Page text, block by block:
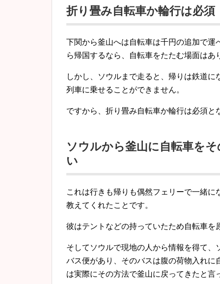
折り畳み自転車か輪行は必須
下関から釜山へは自転車は千円の追加で
ら帰国するなら、自転車をたたむ場面はあ
しかし、ソウルまで走ると、帰りは鉄道
列車に乗せることができません。
ですから、折り畳み自転車か輪行は必須と
ソウルから釜山に自転車を
い
これは行きも帰りも偶然フェリーで一緒
教えてくれたことです。
彼はテントなどの持っていたため自転車
そしてソウルで現地の人から情報を得て
バス便があり、そのバスは腹の荷物入れ
は実際にその方法で釜山に戻ってきたと